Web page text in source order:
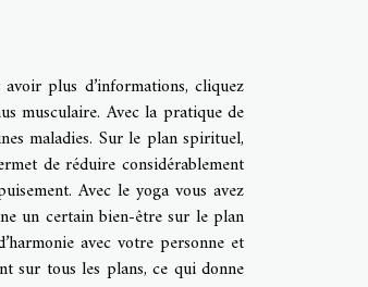
plus d’informations, cliquez
musculaire. Avec la pratique de
maladies. Sur le plan spirituel,
de réduire considérablement
Avec le yoga vous avez
un certain bien-être sur le plan
avec votre personne et
sur tous les plans, ce qui donne